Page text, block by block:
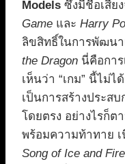
Models ซึ่งมีชื่อเสีย
Game และ Harry
ลิขสิทธิ์ในการพัฒนา
the Dragon นี่คือกา
เห็นว่า “เกม” นี้ไม่
เป็นการสร้างประส
โดยตรง อย่างไรก็
พร้อมความท้าทาย
Song of Ice and